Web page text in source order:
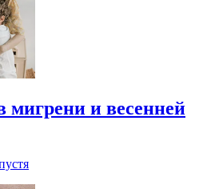
и весенней